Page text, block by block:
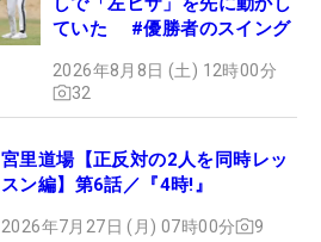
ていた #優勝者のスイング
2026年8月8日 (土) 12時00分
32
宮里道場【正反対の2人を同時レッ
スン編】第6話／『4時!』
2026年7月27日 (月) 07時00分 9